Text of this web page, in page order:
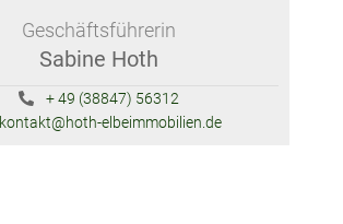
Geschäftsführerin
Sabine Hoth
+ 49 (38847) 56312
kontakt@hoth-elbeimmobilien.de